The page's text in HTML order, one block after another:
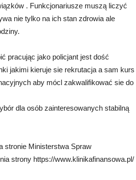
. Funkcjonariusze muszą liczyć
nie tylko na ich stan zdrowia ale
pracując jako policjant jest dość
jakimi kieruje sie rekrutacja a sam kurs
aby mócl zakwalifikować sie do
dla osób zainteresowanych stabilną
stronie Ministerstwa Spraw
strony https://www.klinikafinansowa.pl/